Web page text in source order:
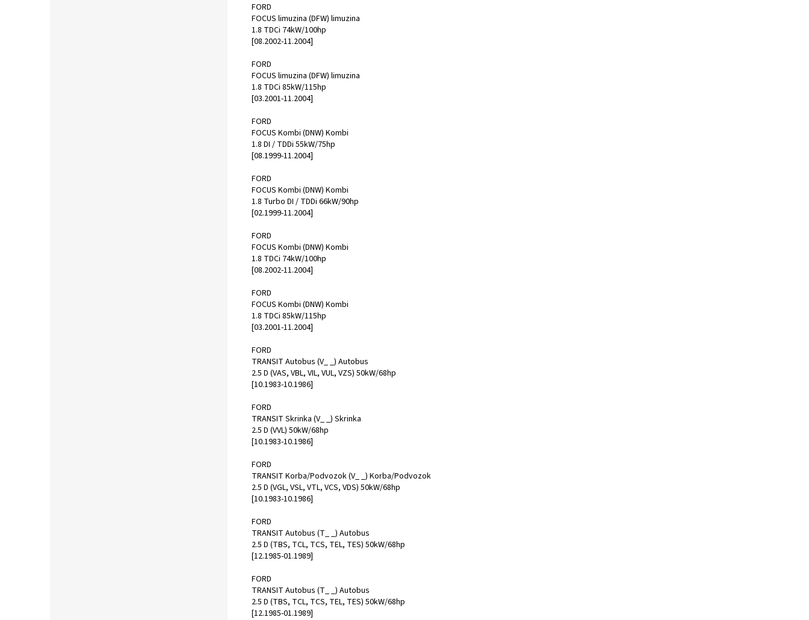
FORD
FOCUS limuzina (DFW) limuzina
1.8 TDCi 74kW/100hp
[08.2002-11.2004]
FORD
FOCUS limuzina (DFW) limuzina
1.8 TDCi 85kW/115hp
[03.2001-11.2004]
FORD
FOCUS Kombi (DNW) Kombi
1.8 DI / TDDi 55kW/75hp
[08.1999-11.2004]
FORD
FOCUS Kombi (DNW) Kombi
1.8 Turbo DI / TDDi 66kW/90hp
[02.1999-11.2004]
FORD
FOCUS Kombi (DNW) Kombi
1.8 TDCi 74kW/100hp
[08.2002-11.2004]
FORD
FOCUS Kombi (DNW) Kombi
1.8 TDCi 85kW/115hp
[03.2001-11.2004]
FORD
TRANSIT Autobus (V_ _) Autobus
2.5 D (VAS, VBL, VIL, VUL, VZS) 50kW/68hp
[10.1983-10.1986]
FORD
TRANSIT Skrinka (V_ _) Skrinka
2.5 D (VVL) 50kW/68hp
[10.1983-10.1986]
FORD
TRANSIT Korba/Podvozok (V_ _) Korba/Podvozok
2.5 D (VGL, VSL, VTL, VCS, VDS) 50kW/68hp
[10.1983-10.1986]
FORD
TRANSIT Autobus (T_ _) Autobus
2.5 D (TBS, TCL, TCS, TEL, TES) 50kW/68hp
[12.1985-01.1989]
FORD
TRANSIT Autobus (T_ _) Autobus
2.5 D (TBS, TCL, TCS, TEL, TES) 50kW/68hp
[12.1985-01.1989]